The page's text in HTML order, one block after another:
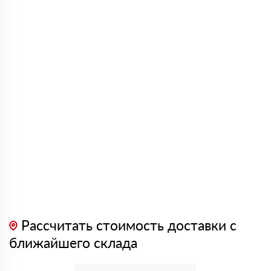
Рассчитать стоимость доставки с
ближайшего склада